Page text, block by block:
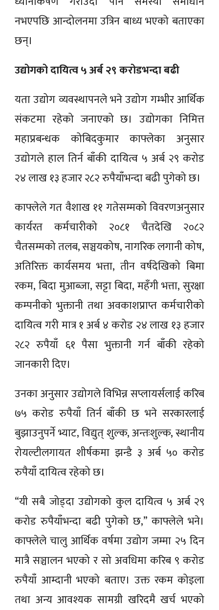
नभएपछि आन्दोलनमा उत्रिन बाध्य भएको बताएका
छन्।
उद्योगको दायित्व ५ अर्ब २९ करोडभन्दा बढी
यता उद्योग व्यवस्थापनले भने उद्योग गम्भीर आर्थिक
संकटमा रहेको जनाएको छ। उद्योगका निमित्त
महाप्रबन्धक कोबिदकुमार काफ्लेका अनुसार
उद्योगले हाल तिर्न बाँकी दायित्व ५ अर्ब २९ करोड
२४ लाख १३ हजार २८२ रुपैयाँभन्दा बढी पुगेको छ।
काफ्लेले गत वैशाख ११ गतेसम्मको विवरणअनुसार
कार्यरत कर्मचारीको २०८१ चैतदेखि २०८२
चैतसम्मको तलब, सञ्चयकोष, नागरिक लगानी कोष,
अतिरिक्त कार्यसमय भत्ता, तीन वर्षदेखिको बिमा
रकम, बिदा मुआब्जा, सट्टा बिदा, महँगी भत्ता, सुरक्षा
कम्पनीको भुक्तानी तथा अवकाशप्राप्त कर्मचारीको
दायित्व गरी मात्र १ अर्ब ४ करोड २४ लाख १३ हजार
२८२ रुपैयाँ ६१ पैसा भुक्तानी गर्न बाँकी रहेको
जानकारी दिए।
उनका अनुसार उद्योगले विभिन्न सप्लायर्सलाई करिब
७५ करोड रुपैयाँ तिर्न बाँकी छ भने सरकारलाई
बुझाउनुपर्ने भ्याट, विद्युत् शुल्क, अन्तःशुल्क, स्थानीय
रोयल्टीलगायत शीर्षकमा झन्डै ३ अर्ब ५० करोड
रुपैयाँ दायित्व रहेको छ।
“यी सबै जोड्दा उद्योगको कुल दायित्व ५ अर्ब २९
करोड रुपैयाँभन्दा बढी पुगेको छ,” काफ्लेले भने।
काफ्लेले चालु आर्थिक वर्षमा उद्योग जम्मा २५ दिन
मात्रै सञ्चालन भएको र सो अवधिमा करिब ९ करोड
रुपैयाँ आम्दानी भएको बताए। उक्त रकम कोइला
तथा अन्य आवश्यक सामग्री खरिदमै खर्च भएको